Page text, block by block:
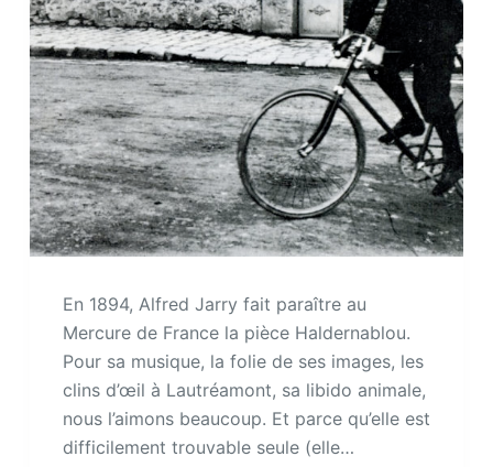
En 1894, Alfred Jarry fait paraître au
Mercure de France la pièce Haldernablou.
Pour sa musique, la folie de ses images, les
clins d’œil à Lautréamont, sa libido animale,
nous l’aimons beaucoup. Et parce qu’elle est
difficilement trouvable seule (elle…